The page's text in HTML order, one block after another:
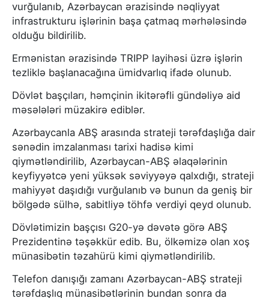
vurğulanıb, Azərbaycan ərazisində nəqliyyat
infrastrukturu işlərinin başa çatmaq mərhələsində
olduğu bildirilib.
Ermənistan ərazisində TRIPP layihəsi üzrə işlərin
tezliklə başlanacağına ümidvarlıq ifadə olunub.
Dövlət başçıları, həmçinin ikitərəfli gündəliyə aid
məsələləri müzakirə ediblər.
Azərbaycanla ABŞ arasında strateji tərəfdaşlığa dair
sənədin imzalanması tarixi hadisə kimi
qiymətləndirilib, Azərbaycan-ABŞ əlaqələrinin
keyfiyyətcə yeni yüksək səviyyəyə qalxdığı, strateji
mahiyyət daşıdığı vurğulanıb və bunun da geniş bir
bölgədə sülhə, sabitliyə töhfə verdiyi qeyd olunub.
Dövlətimizin başçısı G20-yə dəvətə görə ABŞ
Prezidentinə təşəkkür edib. Bu, ölkəmizə olan xoş
münasibətin təzahürü kimi qiymətləndirilib.
Telefon danışığı zamanı Azərbaycan-ABŞ strateji
tərəfdaşlıq münasibətlərinin bundan sonra da